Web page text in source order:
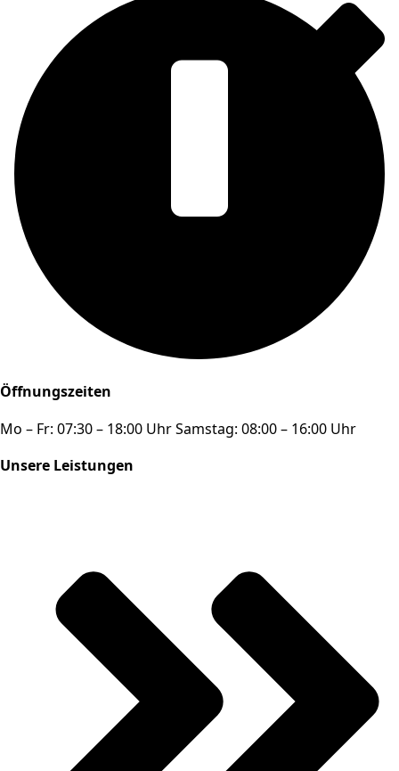
Öffnungszeiten
Mo – Fr: 07:30 – 18:00 Uhr Samstag: 08:00 – 16:00 Uhr
Unsere Leistungen